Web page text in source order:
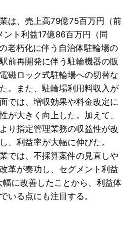
は、売上高79億75百万円（前
ト利益17億86百万円（同
老朽化に伴う自治体駐輪場の
前再開発に伴う駐輪機器の販
磁ロック式駐輪場への切替な
。また、駐輪場利用料収入が
では、増収効果や料金改定に
が大きく向上した。加えて、
り指定管理業務の収益性が改
、利益率が大幅に伸びた。
では、不採算案件の見直しや
革が奏功し、セグメント利益
に改善したことから、利益体
いる点にも注目する。